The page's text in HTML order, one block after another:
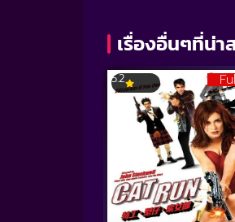
เรื่องอื่นๆที่น่า
5.2